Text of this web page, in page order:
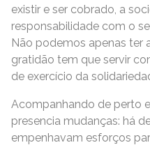
existir e ser cobrado, a
responsabilidade com o
Não podemos apenas ter
gratidão tem que servir
de exercício da
Acompanhando de perto
presencia mudanças: há
empenhavam esforços